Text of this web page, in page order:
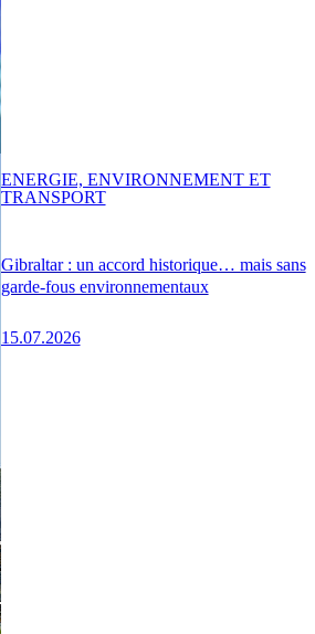
Gibraltar : un accord historique… mais sans
garde-fous environnementaux
15.07.2026
ENERGIE, ENVIRONNEMENT ET
TRANSPORT